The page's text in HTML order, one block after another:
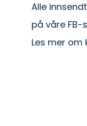
Alle
på våre FB-
Les mer om